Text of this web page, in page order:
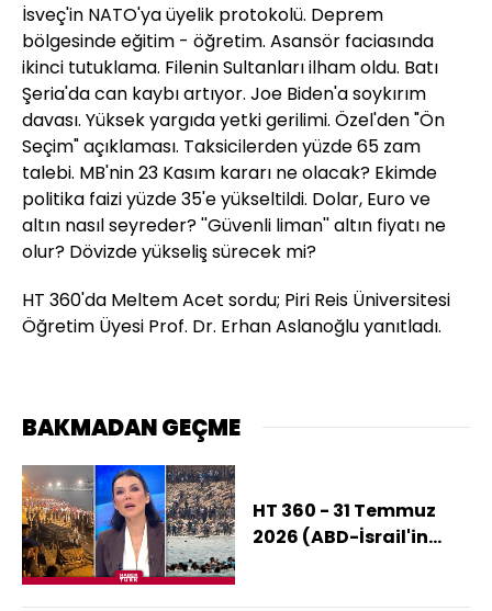
İsveç'in NATO'ya üyelik protokolü. Deprem
bölgesinde eğitim - öğretim. Asansör faciasında
ikinci tutuklama. Filenin Sultanları ilham oldu. Batı
Şeria'da can kaybı artıyor. Joe Biden'a soykırım
davası. Yüksek yargıda yetki gerilimi. Özel'den "Ön
Seçim" açıklaması. Taksicilerden yüzde 65 zam
talebi. MB'nin 23 Kasım kararı ne olacak? Ekimde
politika faizi yüzde 35'e yükseltildi. Dolar, Euro ve
altın nasıl seyreder? ''Güvenli liman'' altın fiyatı ne
olur? Dövizde yükseliş sürecek mi?
HT 360'da Meltem Acet sordu; Piri Reis Üniversitesi
Öğretim Üyesi Prof. Dr. Erhan Aslanoğlu yanıtladı.
BAKMADAN GEÇME
HT 360 - 31 Temmuz
2026 (ABD-İsrail'in